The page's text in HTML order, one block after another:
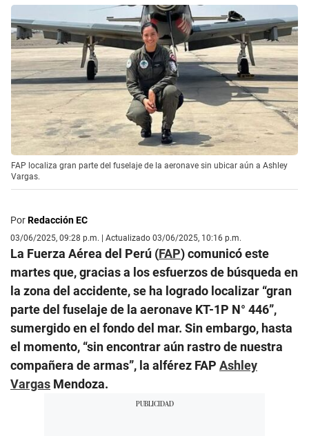
FAP localiza gran parte del fuselaje de la aeronave sin ubicar aún a Ashley
Vargas.
PorRedacción EC
03/06/2025, 09:28 p.m. | Actualizado 03/06/2025, 10:16 p.m.
La Fuerza Aérea del Perú (FAP) comunicó este
martes que, gracias a los esfuerzos de búsqueda en
la zona del accidente, se ha logrado localizar “gran
parte del fuselaje de la aeronave KT-1P N° 446”,
sumergido en el fondo del mar. Sin embargo, hasta
el momento, “sin encontrar aún rastro de nuestra
compañera de armas”, la alférez FAP Ashley
Vargas Mendoza.